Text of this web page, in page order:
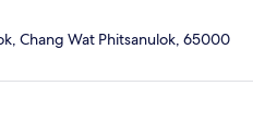
Chang Wat Phitsanulok, 65000